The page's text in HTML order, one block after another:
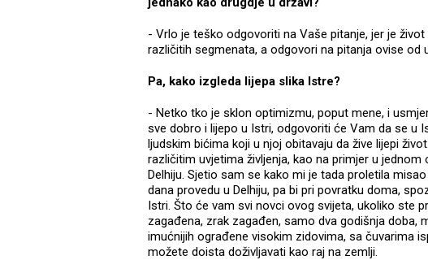
- Vrlo je teško odgovoriti na Vaše pitanje, jer je
različitih segmenata, a odgovori na pitanja ovise od
Pa, kako izgleda lijepa slika Istre?
- Netko tko je sklon optimizmu, poput mene, i
sve dobro i lijepo u Istri, odgovoriti će Vam da se u
ljudskim bićima koji u njoj obitavaju da žive lijepi
različitim uvjetima življenja, kao na primjer u
Delhiju. Sjetio sam se kako mi je tada proletila
dana provedu u Delhiju, pa bi pri povratku doma,
Istri. Što će vam svi novci ovog svijeta, ukoliko ste
zagađena, zrak zagađen, samo dva godišnja doba,
imućnijih ograđene visokim zidovima, sa čuvarima
možete doista doživljavati kao raj na zemlji.